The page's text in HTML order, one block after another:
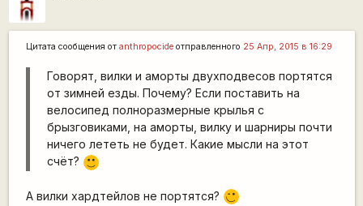
Цитата сообщения от anthropocideотправленного 25 Апр, 2015 в 16:29
Говорят, вилки и аморты двухподвесов портятся
от зимней езды. Почему? Если поставить на
велосипед полноразмерные крылья с
брызговиками, на аморты, вилку и шарниры почти
ничего лететь не будет. Какие мысли на этот
счёт?
:)
А вилки хардтейлов не портятся? ,-)